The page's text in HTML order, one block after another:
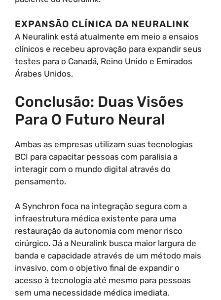
EXPANSÃO CLÍNICA DA NEURALINK
A Neuralink está atualmente em meio a ensaios
clínicos e recebeu aprovação para expandir seus
testes para o Canadá, Reino Unido e Emirados
Árabes Unidos.
Conclusão: Duas Visões
Para O Futuro Neural
Ambas as empresas utilizam suas tecnologias
BCI para capacitar pessoas com paralisia a
interagir com o mundo digital através do
pensamento.
A Synchron foca na integração segura com a
infraestrutura médica existente para uma
restauração da autonomia com menor risco
cirúrgico. Já a Neuralink busca maior largura de
banda e capacidade através de um método mais
invasivo, com o objetivo final de expandir o
acesso à tecnologia até mesmo para pessoas
sem uma necessidade médica imediata.